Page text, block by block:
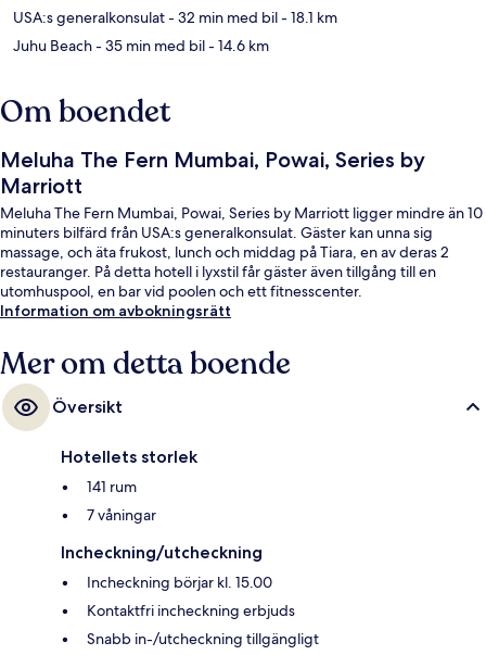
USA:s generalkonsulat- 32 min med bil- 18.1 km
Juhu Beach- 35 min med bil- 14.6 km
Om boendet
Meluha The Fern Mumbai, Powai, Series by
Marriott
Meluha The Fern Mumbai, Powai, Series by Marriott ligger mindre än 10
minuters bilfärd från USA:s generalkonsulat. Gäster kan unna sig
massage, och äta frukost, lunch och middag på Tiara, en av deras 2
restauranger. På detta hotell i lyxstil får gäster även tillgång till en
utomhuspool, en bar vid poolen och ett fitnesscenter.
Information om avbokningsrätt
Mer om detta boende
Översikt
Hotellets storlek
141 rum
7 våningar
Incheckning/utcheckning
Incheckning börjar kl. 15.00
Kontaktfri incheckning erbjuds
Snabb in-/utcheckning tillgängligt